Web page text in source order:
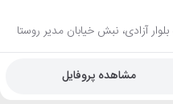
آزادی، نبش خیابان مدیر روستا
مشاهده پروفایل